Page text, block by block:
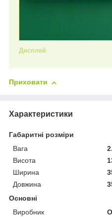
Дисплей
Приховати
Характеристики
Габаритні розміри
Вага
Висота
Ширина
Довжина
Основні
Виробник